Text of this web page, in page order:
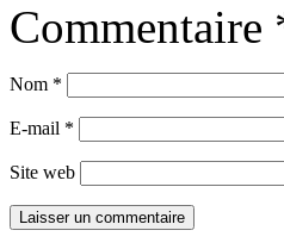
Commentaire
Nom *
E-mail *
Site web